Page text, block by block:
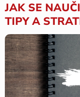
JAK SE
TIPY A